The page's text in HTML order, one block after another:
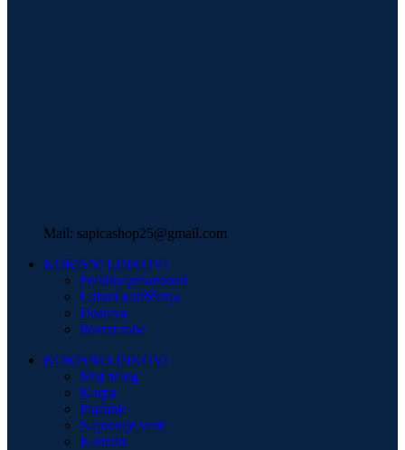
Mail: sapicashop25@gmail.com
KORISNI LINKOVI
Politika privatnosti
Uslovi korišćenja
Dostava
Povrat robe
KORISNI LINKOVI
Moj nalog
Korpa
Plaćanje
Najnovije vesti
Kontakt